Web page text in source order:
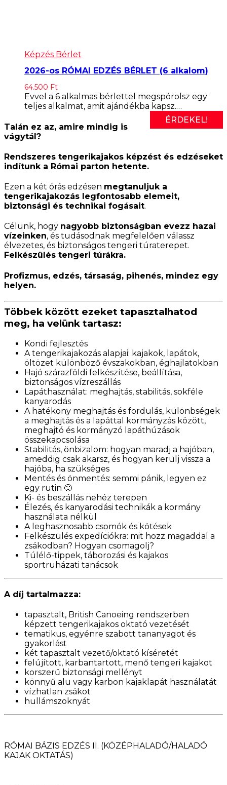
Képzés Bérlet
2026-os RÓMAI EDZÉS BÉRLET (6 alkalom)
64.500 Ft
Evvel a 6 alkalmas bérlettel megspórolsz egy
teljes alkalmat, amit ajándékba kapsz.…
ÉRDEKEL!
Talán ez az, amire mindig is
vágytál?
Rendszeres tengerikajakos képzést és edzéseket
indítunk a Római parton hetente.
Ezen a két órás edzésen megtanuljuk a
tengerikajakozás legfontosabb elemeit,
biztonsági és technikai fogásait.
Célunk, hogy nagyobb biztonságban evezz hazai
vízeinken, és tudásodnak megfelelően válassz
élvezetes, és biztonságos tengeri túraterepet.
Felkészülés tengeri túrákra.
Profizmus, edzés, társaság, pihenés, mindez egy
helyen.
Többek között ezeket tapasztalhatod
meg, ha velünk tartasz:
Kondi fejlesztés
A tengerikajakozás alapjai: kajakok, lapátok,
öltözet különböző évszakokban, éghajlatokban
Hajó szárazföldi felkészítése, beállítása,
biztonságos vízreszállás
Lapáthasználat: meghajtás, stabilitás, sokféle
kanyarodás
A hatékony meghajtás és fordulás, különbségek
a meghajtás és a lapáttal kormányzás között,
meghajtó és kormányzó lapáthúzások
összekapcsolása
Stabilitás, önbizalom: hogyan maradj a hajóban,
ameddig csak akarsz, és hogyan kerülj vissza a
hajóba, ha szükséges
Mentés és önmentés: semmi pánik, legyen ez
egy rutin 🙂
Ki- és beszállás nehéz terepen
Élezés, és kanyarodási technikák a kormány
használata nélkül
A leghasznosabb csomók és kötések
Felkészülés expedíciókra: mit hozz magaddal a
zsákodban? Hogyan csomagolj?
Túlélő-tippek, táborozási és kajakos
sportruházati tanácsok
A díj tartalmazza:
tapasztalt, British Canoeing rendszerben
képzett tengerikajakos oktató vezetését
tematikus, egyénre szabott tananyagot és
gyakorlást
két tapasztalt vezető/oktató kíséretét
felújított, karbantartott, menő tengeri kajakot
korszerű biztonsági mellényt
könnyű alu vagy karbon kajaklapát használatát
vízhatlan zsákot
hullámszoknyát
RÓMAI BÁZIS EDZÉS II. (KÖZÉPHALADÓ/HALADÓ
KAJAK OKTATÁS)